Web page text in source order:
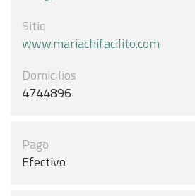
Sitio
www.mariachifacilito.com
Domicilios
4744896
Pago
Efectivo